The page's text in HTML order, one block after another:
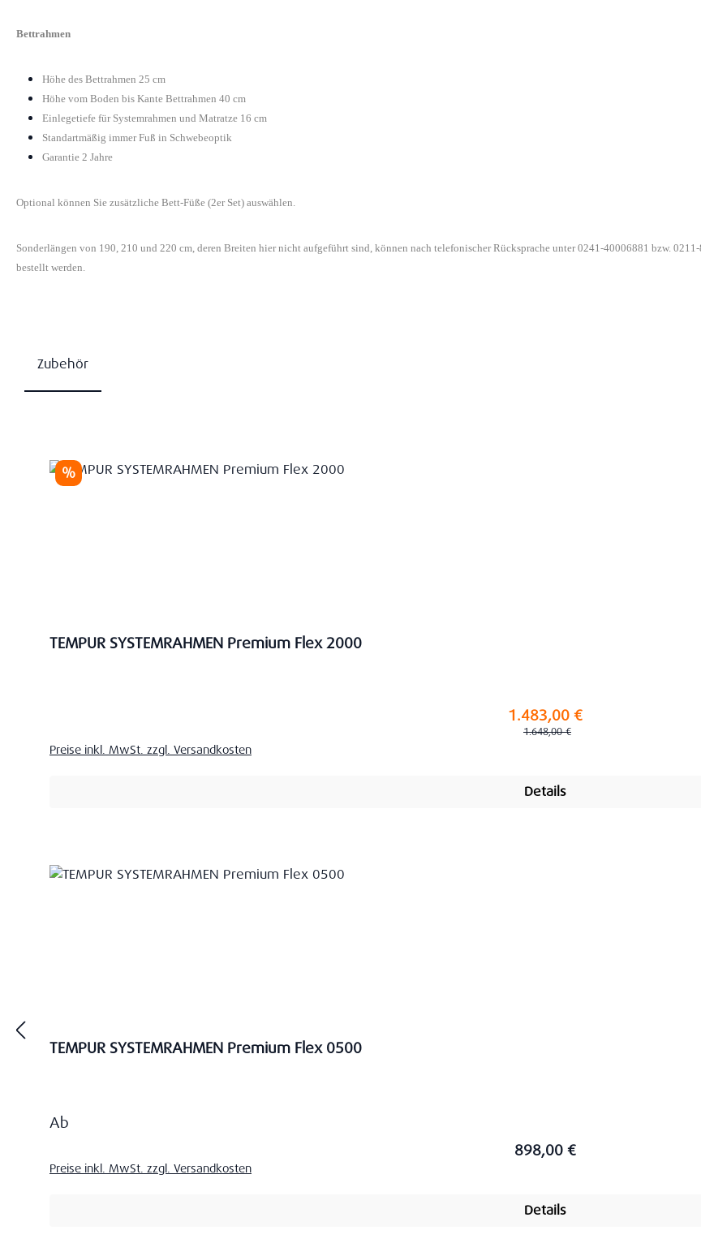
Bettrahmen
Höhe des Bettrahmen 25 cm
Höhe vom Boden bis Kante Bettrahmen 40 cm
Einlegetiefe für Systemrahmen und Matratze 16 cm
Standartmäßig immer Fuß in Schwebeoptik
Garantie 2 Jahre
Optional können Sie zusätzliche Bett-Füße (2er Set) auswählen.
Sonderlängen von 190, 210 und 220 cm, deren Breiten hier nicht aufgeführt sind, können nach telefonischer Rücksprache unter 0241-40006881 bzw.
bestellt werden.
Zubehör
Rabatt
%
TEMPUR SYSTEMRAHMEN Premium Flex 2000
1.483,00 €
Regulärer Preis:
1.648,00 €
Preise inkl. MwSt. zzgl. Versandkosten
Details
TEMPUR SYSTEMRAHMEN Premium Flex 0500
Regulärer Preis:
Ab
898,00 €
Preise inkl. MwSt. zzgl. Versandkosten
Details